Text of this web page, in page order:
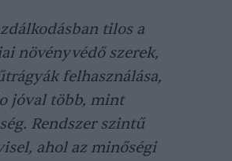
tilos a
növényvédő szerek,
felhasználása,
jóval több, mint
Rendszer szintű
ahol az minőségi